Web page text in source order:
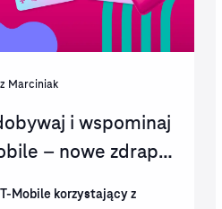
Marciniak
i wspominaj
– nowe zdrapki
Mobile korzystający z